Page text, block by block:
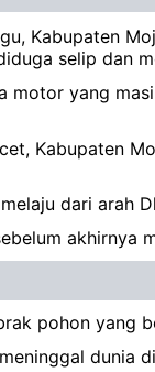
Kabupaten
selip dan
yang
Kabupaten
dari arah
akhirnya
pohon yang
dunia